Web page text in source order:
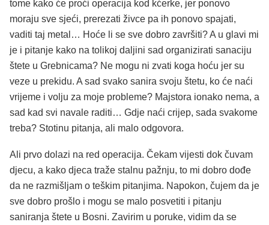
tome kako će proći operacija kod kćerke, jer ponovo
moraju sve sjeći, prerezati živce pa ih ponovo spajati,
vaditi taj metal… Hoće li se sve dobro završiti? A u glavi mi
je i pitanje kako na tolikoj daljini sad organizirati sanaciju
štete u Grebnicama? Ne mogu ni zvati koga hoću jer su
veze u prekidu. A sad svako sanira svoju štetu, ko će naći
vrijeme i volju za moje probleme? Majstora ionako nema, a
sad kad svi navale raditi… Gdje naći crijep, sada svakome
treba? Stotinu pitanja, ali malo odgovora.
Ali prvo dolazi na red operacija. Čekam vijesti dok čuvam
djecu, a kako djeca traže stalnu pažnju, to mi dobro dođe
da ne razmišljam o teškim pitanjima. Napokon, čujem da je
sve dobro prošlo i mogu se malo posvetiti i pitanju
saniranja štete u Bosni. Zavirim u poruke, vidim da se